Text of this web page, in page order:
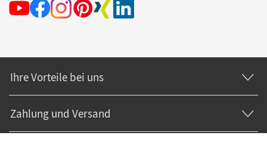
Ihre Vorteile bei uns
Zahlung und Versand